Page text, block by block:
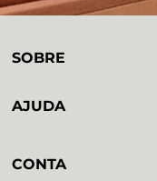
SOBRE
AJUDA
CONTA